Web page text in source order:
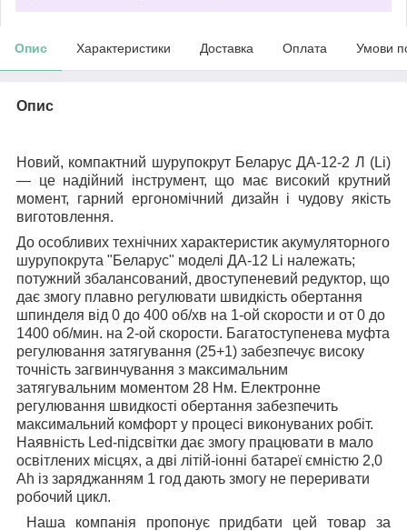
Опис Характеристики Доставка Оплата Умови
Опис
Новий, компактний шурупокрут Беларус ДА-12-2 Л (Li)
— це надійний інструмент, що має високий крутний
момент, гарний ергономічний дизайн і чудову якість
виготовлення.
До особливих технічних характеристик акумуляторного
шурупокрута "Беларус" моделі ДА-12 Li належать;
потужний збалансований, двоступеневий редуктор, що
дає змогу плавно регулювати швидкість обертання
шпинделя від 0 до 400 об/хв на 1-ой скорости и от 0 до
1400 об/мин. на 2-ой скорости. Багатоступенева муфта
регулювання затягування (25+1) забезпечує високу
точність загвинчування з максимальним
затягувальним моментом 28 Нм. Електронне
регулювання швидкості обертання забезпечить
максимальний комфорт у процесі виконуваних робіт.
Наявність Led-підсвітки дає змогу працювати в мало
освітлених місцях, а дві літій-іонні батареї ємністю 2,0
Ah із заряджанням 1 год дають змогу не переривати
робочий цикл.
Наша компанія пропонує придбати цей товар за